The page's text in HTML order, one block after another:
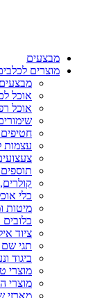
מבצעים
מוצרים
אוכל
אוכל
עצמות
כלי
מיטות
כלובים
ציוד
תגי שם
ביגוד
מוצרי
מוצרי